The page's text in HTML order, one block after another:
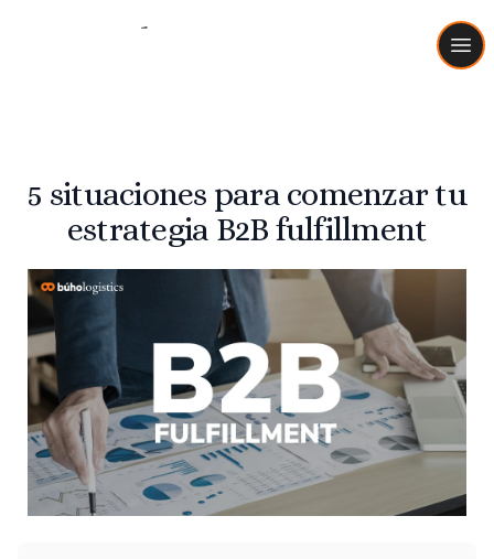
5 situaciones para comenzar tu
estrategia B2B fulfillment